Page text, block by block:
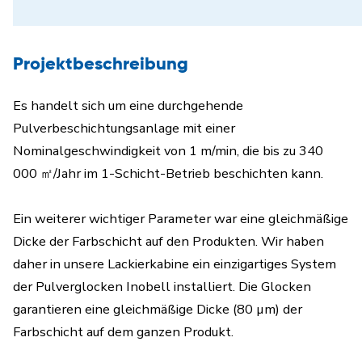
Projektbeschreibung
Es handelt sich um eine durchgehende
Pulverbeschichtungsanlage mit einer
Nominalgeschwindigkeit von 1 m/min, die bis zu 340
000 ㎡/Jahr im 1-Schicht-Betrieb beschichten kann.
Ein weiterer wichtiger Parameter war eine gleichmäßige
Dicke der Farbschicht auf den Produkten. Wir haben
daher in unsere Lackierkabine ein einzigartiges System
der Pulverglocken Inobell installiert. Die Glocken
garantieren eine gleichmäßige Dicke (80 µm) der
Farbschicht auf dem ganzen Produkt.